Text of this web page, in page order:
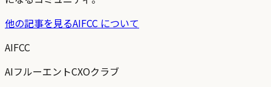
他の記事を見るAIFCC について
AIFCC
AIフルーエントCXOクラブ